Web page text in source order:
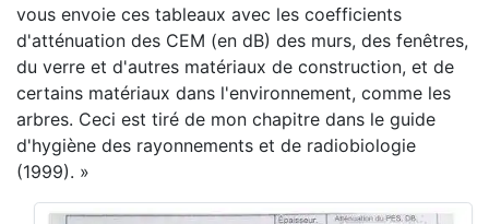
vous envoie ces tableaux avec les coefficients
d'atténuation des CEM (en dB) des murs, des fenêtres,
du verre et d'autres matériaux de construction, et de
certains matériaux dans l'environnement, comme les
arbres. Ceci est tiré de mon chapitre dans le guide
d'hygiène des rayonnements et de radiobiologie
(1999). »